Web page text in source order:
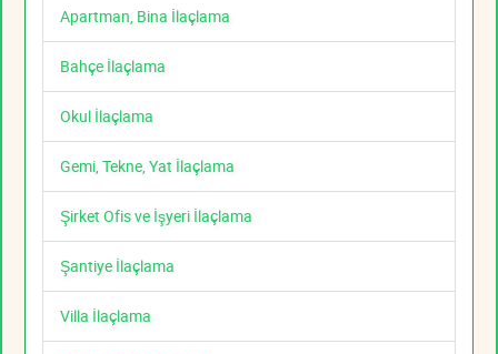
Apartman, Bina İlaçlama
Bahçe İlaçlama
Okul İlaçlama
Gemi, Tekne, Yat İlaçlama
Şirket Ofis ve İşyeri İlaçlama
Şantiye İlaçlama
Villa İlaçlama